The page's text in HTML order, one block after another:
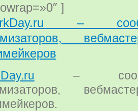
]
–